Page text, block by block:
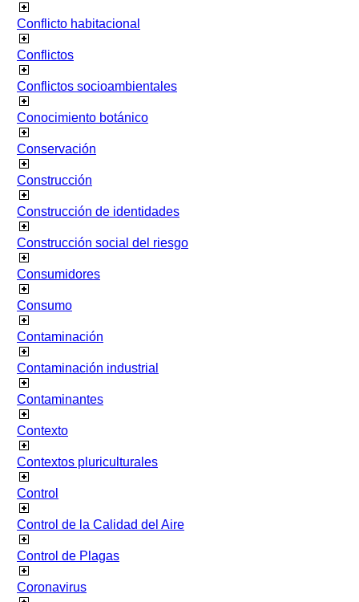
Conflicto habitacional
Conflictos
Conflictos socioambientales
Conocimiento botánico
Conservación
Construcción
Construcción de identidades
Construcción social del riesgo
Consumidores
Consumo
Contaminación
Contaminación industrial
Contaminantes
Contexto
Contextos pluriculturales
Control
Control de la Calidad del Aire
Control de Plagas
Coronavirus